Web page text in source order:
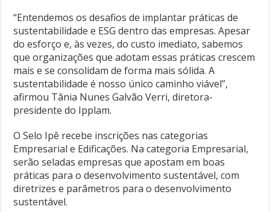
“Entendemos os desafios de implantar práticas de
sustentabilidade e ESG dentro das empresas. Apesar
do esforço e, às vezes, do custo imediato, sabemos
que organizações que adotam essas práticas crescem
mais e se consolidam de forma mais sólida. A
sustentabilidade é nosso único caminho viável”,
afirmou Tânia Nunes Galvão Verri, diretora-
presidente do Ipplam.
O Selo Ipê recebe inscrições nas categorias
Empresarial e Edificações. Na categoria Empresarial,
serão seladas empresas que apostam em boas
práticas para o desenvolvimento sustentável, com
diretrizes e parâmetros para o desenvolvimento
sustentável.